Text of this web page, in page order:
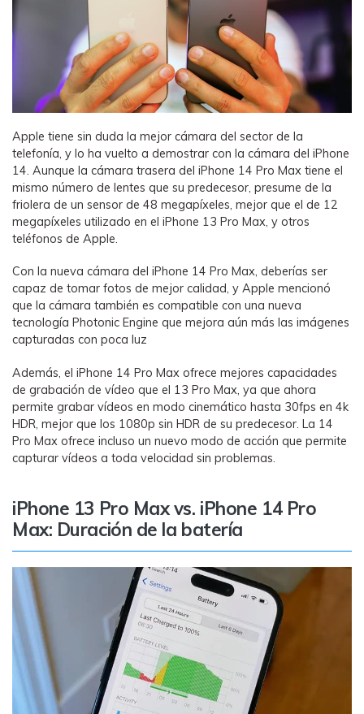
Apple tiene sin duda la mejor cámara del sector de la
telefonía, y lo ha vuelto a demostrar con la cámara del iPhone
14. Aunque la cámara trasera del iPhone 14 Pro Max tiene el
mismo número de lentes que su predecesor, presume de la
friolera de un sensor de 48 megapíxeles, mejor que el de 12
megapíxeles utilizado en el iPhone 13 Pro Max, y otros
teléfonos de Apple.
Con la nueva cámara del iPhone 14 Pro Max, deberías ser
capaz de tomar fotos de mejor calidad, y Apple mencionó
que la cámara también es compatible con una nueva
tecnología Photonic Engine que mejora aún más las imágenes
capturadas con poca luz
Además, el iPhone 14 Pro Max ofrece mejores capacidades
de grabación de vídeo que el 13 Pro Max, ya que ahora
permite grabar vídeos en modo cinemático hasta 30fps en 4k
HDR, mejor que los 1080p sin HDR de su predecesor. La 14
Pro Max ofrece incluso un nuevo modo de acción que permite
capturar vídeos a toda velocidad sin problemas.
iPhone 13 Pro Max vs. iPhone 14 Pro
Max: Duración de la batería